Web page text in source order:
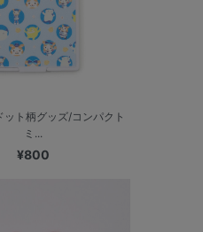
ット柄グッズ/コンパクト
ミ...
¥800